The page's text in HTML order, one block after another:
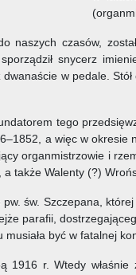
naszych czasów,
snycerz
w pedale.
tego
a więc w
organmistrzowie i
także Walenty (?)
pw. św. Szczepana,
parafii,
być w fatalnej
1916 r. Wtedy